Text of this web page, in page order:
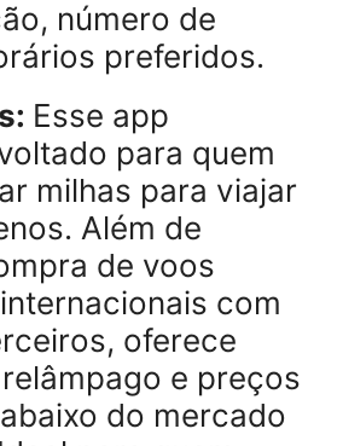
o torna ideal para
funcionalidade de
é precisa e
de mostrar
e companhias low
oferece a
de incluir filtros
número de
preferidos.